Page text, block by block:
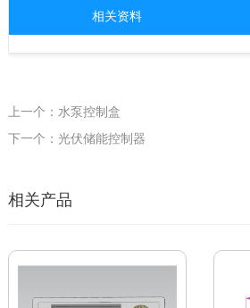
相关资料
上一个：水泵控制盒
下一个：光伏储能控制器
相关产品